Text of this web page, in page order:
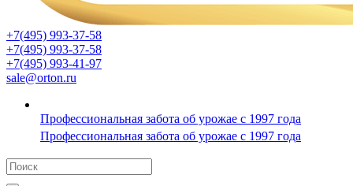
+7(495) 993-37-58
+7(495) 993-37-58
+7(495) 993-41-97
sale@orton.ru
Профессиональная забота об урожае с 1997 года
Профессиональная забота об урожае с 1997 года